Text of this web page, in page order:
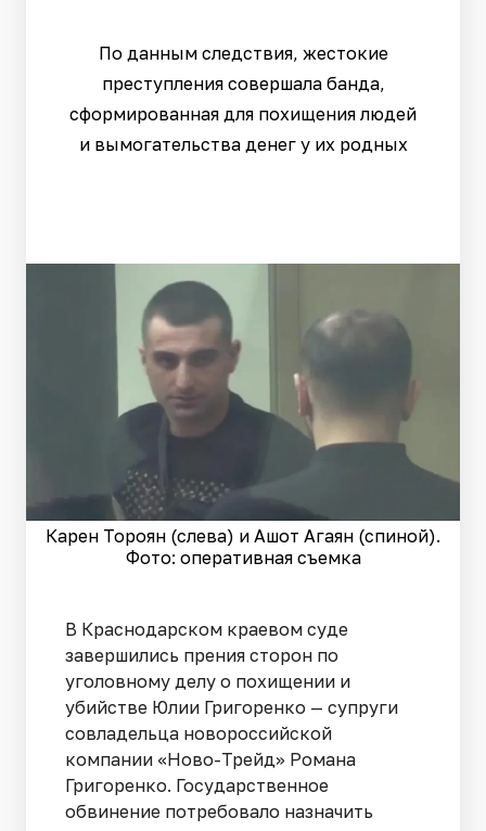
По данным следствия, жестокие
преступления совершала банда,
сформированная для похищения людей
и вымогательства денег у их родных
Карен Тороян (слева) и Ашот Агаян (спиной).
Фото: оперативная съемка
В Краснодарском краевом суде
завершились прения сторон по
уголовному делу о похищении и
убийстве Юлии Григоренко — супруги
совладельца новороссийской
компании «Ново-Трейд» Романа
Григоренко. Государственное
обвинение потребовало назначить